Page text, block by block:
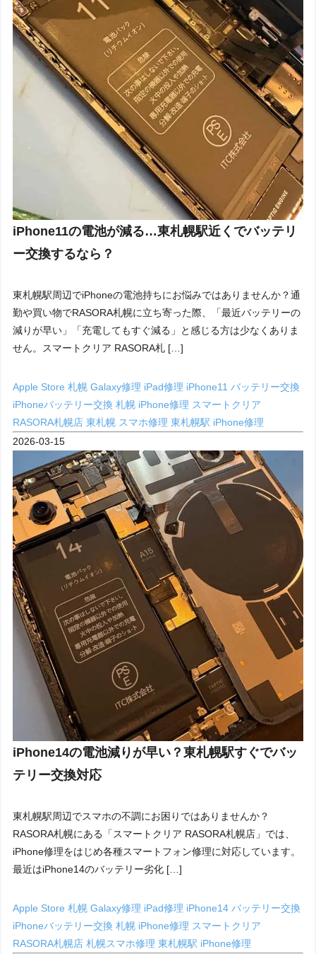
iPhone11の電池が減る…東札幌駅近くでバッテリ
ー交換するなら？
東札幌駅周辺でiPhoneの電池持ちにお悩みではありませんか？通
勤や買い物でRASORA札幌に立ち寄った際、「最近バッテリーの
減りが早い」「充電してもすぐ減る」と感じる方は少なくありま
せん。スマートクリア RASORA札 […]
Apple Store 札幌Galaxy修理 iPad修理 iPhone11 バッテリー交換
iPhoneバッテリー交換 札幌 iPhone修理 スマートクリア
RASORA札幌店東札幌 スマホ修理東札幌駅 iPhone修理
2026-03-15
iPhone14の電池減りが早い？東札幌駅すぐでバッ
テリー交換対応
東札幌駅周辺でスマホの不調にお困りではありませんか？
RASORA札幌にある「スマートクリア RASORA札幌店」では、
iPhone修理をはじめ各種スマートフォン修理に対応しています。
最近はiPhone14のバッテリー劣化 […]
Apple Store 札幌Galaxy修理 iPad修理 iPhone14 バッテリー交換
iPhoneバッテリー交換 札幌 iPhone修理 スマートクリア
RASORA札幌店札幌スマホ修理東札幌駅 iPhone修理